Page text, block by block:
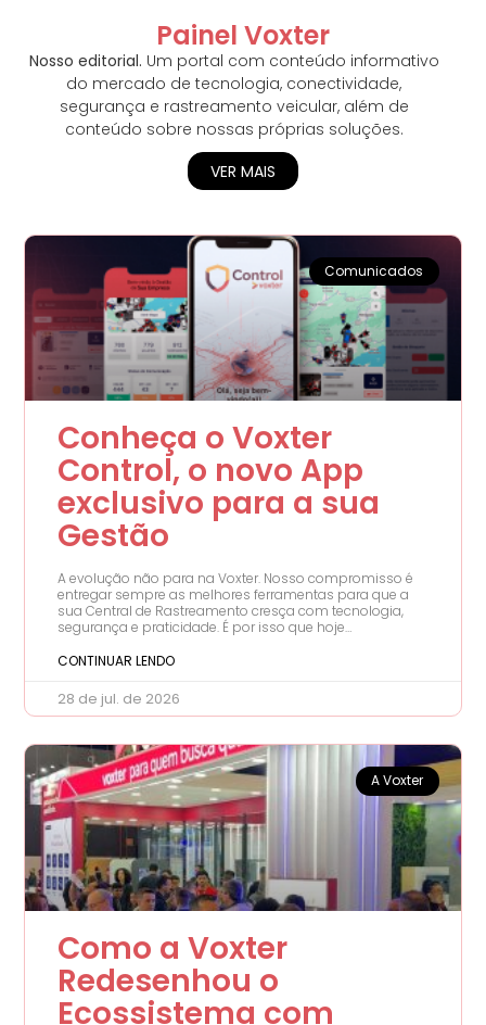
Painel Voxter
Nosso editorial. Um portal com conteúdo informativo
do mercado de tecnologia, conectividade,
segurança e rastreamento veicular, além de
conteúdo sobre nossas próprias soluções.
VER MAIS
Comunicados
Conheça o Voxter
Control, o novo App
exclusivo para a sua
Gestão
A evolução não para na Voxter. Nosso compromisso é
entregar sempre as melhores ferramentas para que a
sua Central de Rastreamento cresça com tecnologia,
segurança e praticidade. É por isso que hoje
solicitada em nosso ecossistema de aplicativos: a
experiência do gestor. A partir de agora, o aplicativo
Localizador Sat passa a ser de uso exclusivo dos
CONTINUAR LENDO
28 de jul. de 2026
A Voxter
Como a Voxter
Redesenhou o
Ecossistema com